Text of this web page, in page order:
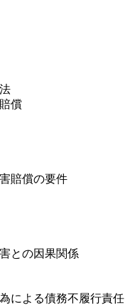
償
賠償の要件
の因果関係
る債務不履行責任